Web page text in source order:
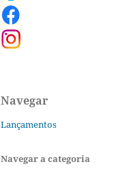
Navegar
Lançamentos
Navegar a categoria